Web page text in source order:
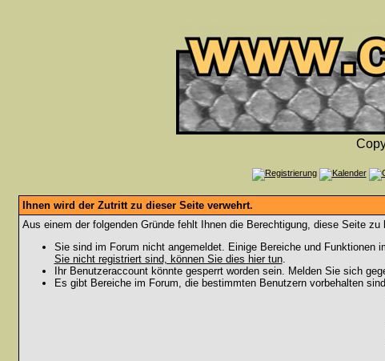
Ihnen wird der Zutritt zu dieser Seite verwehrt.
Aus einem der folgenden Gründe fehlt Ihnen die Berechtigung, diese Seite zu
Sie sind im Forum nicht angemeldet. Einige Bereiche und
Sie nicht registriert sind, können Sie dies hier tun.
Ihr Benutzeraccount könnte gesperrt worden sein. Melden Sie sich
Es gibt Bereiche im Forum, die bestimmten Benutzern vorbehalten